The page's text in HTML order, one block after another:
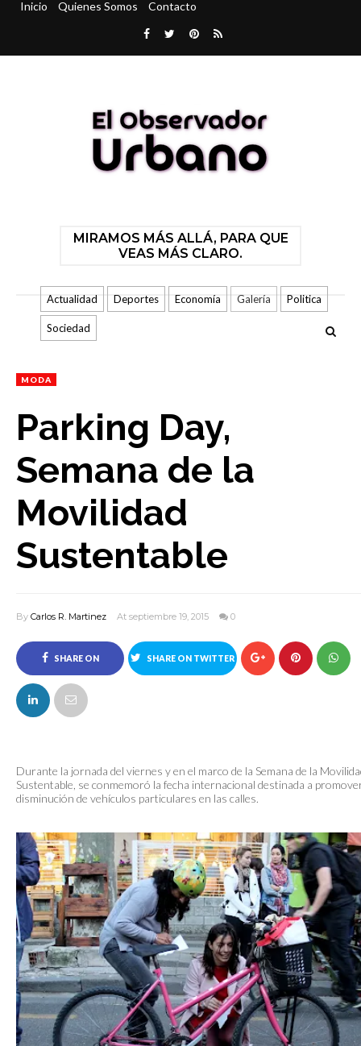
Inicio Quienes Somos Contacto
MIRAMOS MÁS ALLÁ, PARA QUE
VEAS MÁS CLARO.
Actualidad Deportes Economía Galería Politica
Sociedad
MODA
Parking Day,
Semana de la
Movilidad
Sustentable
By Carlos R. Martinez At septiembre 19, 2015 0
SHARE ON
FACEBOOK
SHARE ON TWITTER
Durante la jornada del viernes y en el marco de la Semana de la
Sustentable, se conmemoró la fecha internacional destinada a
disminución de vehículos particulares en las calles.